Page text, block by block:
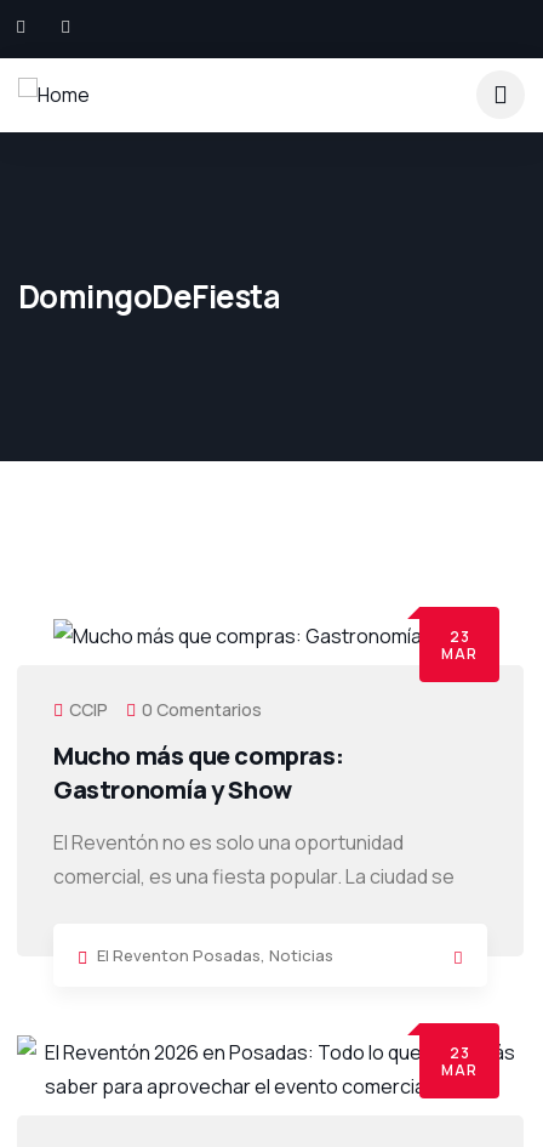
DomingoDeFiesta
23
MAR
CCIP 0 Comentarios
Mucho más que compras:
Gastronomía y Show
El Reventón no es solo una oportunidad
comercial, es una fiesta popular. La ciudad se
El Reventon Posadas, Noticias
23
MAR